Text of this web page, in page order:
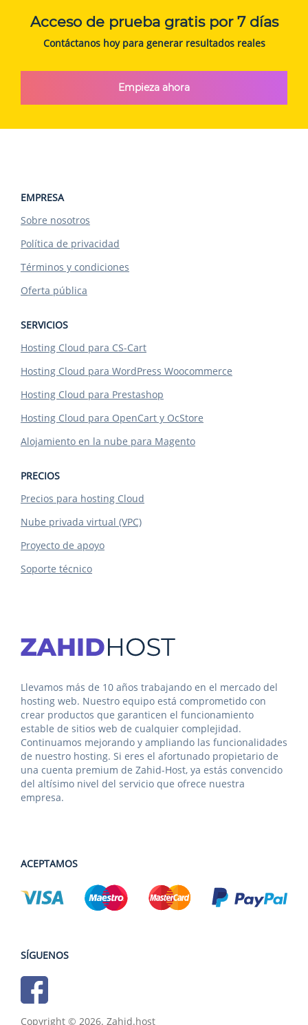
Acceso de prueba gratis por 7 días
Contáctanos hoy para generar resultados reales
Empieza ahora
EMPRESA
Sobre nosotros
Política de privacidad
Términos y condiciones
Oferta pública
SERVICIOS
Hosting Cloud para CS-Cart
Hosting Cloud para WordPress Woocommerce
Hosting Cloud para Prestashop
Hosting Cloud para OpenCart y OcStore
Alojamiento en la nube para Magento
PRECIOS
Precios para hosting Cloud
Nube privada virtual (VPC)
Proyecto de apoyo
Soporte técnico
Llevamos más de 10 años trabajando en el mercado del
hosting web. Nuestro equipo está comprometido con
crear productos que garanticen el funcionamiento
estable de sitios web de cualquier complejidad.
Continuamos mejorando y ampliando las funcionalidades
de nuestro hosting. Si eres el afortunado propietario de
una cuenta premium de Zahid-Host, ya estás convencido
del altísimo nivel del servicio que ofrece nuestra
empresa.
ACEPTAMOS
SÍGUENOS
Copyright © 2026. Zahid.host